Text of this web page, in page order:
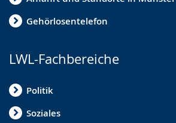
Gehörlosentelefon
LWL-Fachbereiche
Politik
Soziales